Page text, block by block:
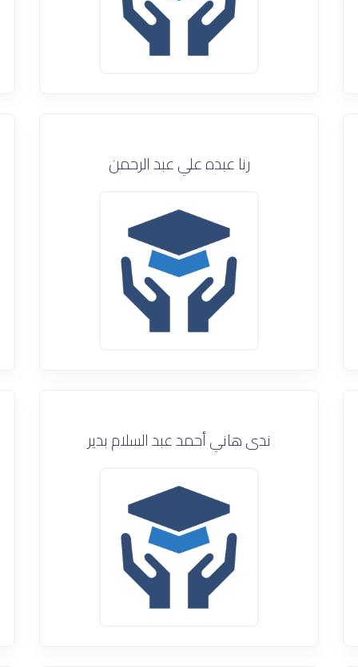
رنا عبده علي عبد الرحمن
ندى هاني أحمد عبد السلام بدير